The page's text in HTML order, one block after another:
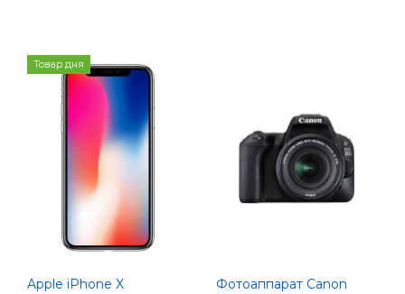
Товар дня
Apple iPhone X
Фотоаппарат Canon